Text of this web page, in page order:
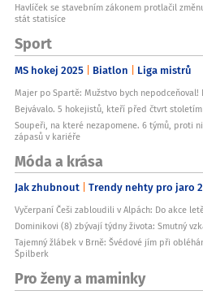
Havlíček se stavebním zákonem protlačil
stát statisíce
Sport
MS hokej 2025 Biatlon Liga mistrů
Majer po Spartě: Mužstvo bych
Bejvávalo. 5 hokejistů, kteří před čtvrt
Soupeři, na které nezapomene. 6 týmů, proti
zápasů v kariéře
Móda a krása
Jak zhubnout Trendy nehty pro jaro
Vyčerpaní Češi zabloudili v Alpách: Do akce
Dominikovi (8) zbývají týdny života: Smutný
Tajemný žlábek v Brně: Švédové jím při
Špilberk
Pro ženy a maminky